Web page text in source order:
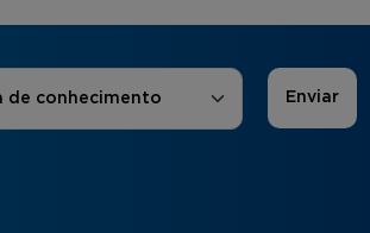
Interesse
de conhecimento